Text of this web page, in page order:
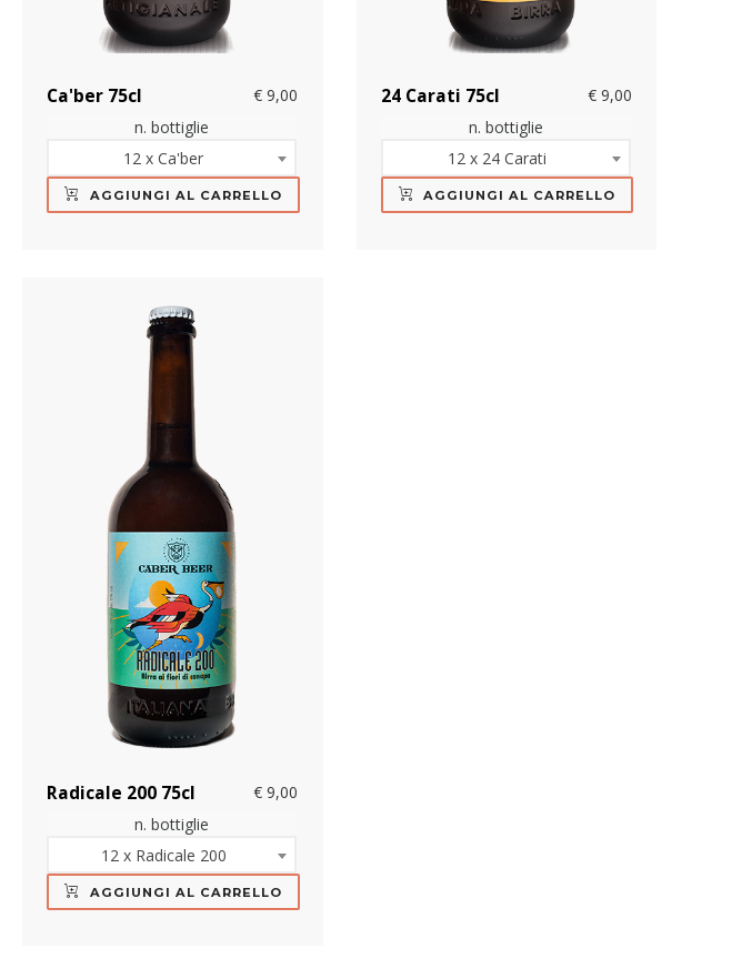
Ca'ber 75cl
€ 9,00
n. bottiglie
12 x Ca'ber
AGGIUNGI AL CARRELLO
24 Carati 75cl
€ 9,00
n. bottiglie
12 x 24 Carati
AGGIUNGI AL CARRELLO
Radicale 200 75cl
€ 9,00
n. bottiglie
12 x Radicale 200
AGGIUNGI AL CARRELLO